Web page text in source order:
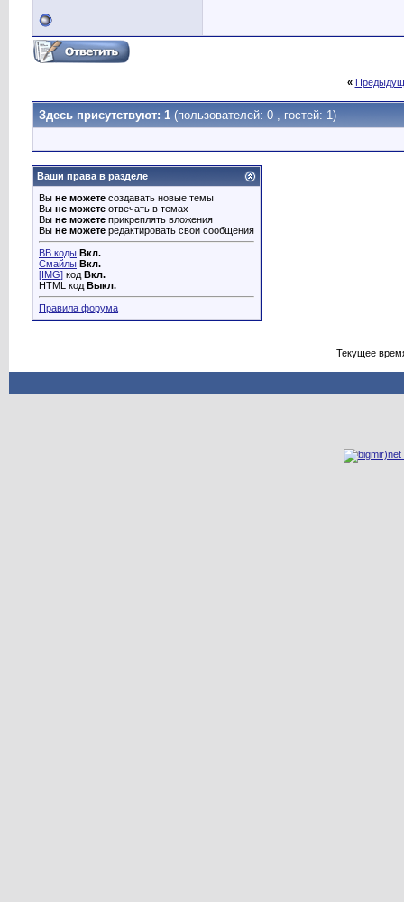
«
Здесь присутствуют: 1 (пользователей: 0 , гостей: 1)
Ваши права в разделе
Вы не можете создавать новые темы
Вы не можете отвечать в темах
Вы не можете прикреплять вложения
Вы не можете редактировать свои сообщения
BB коды Вкл.
Смайлы Вкл.
[IMG] код Вкл.
HTML код Выкл.
Правила форума
Текущее